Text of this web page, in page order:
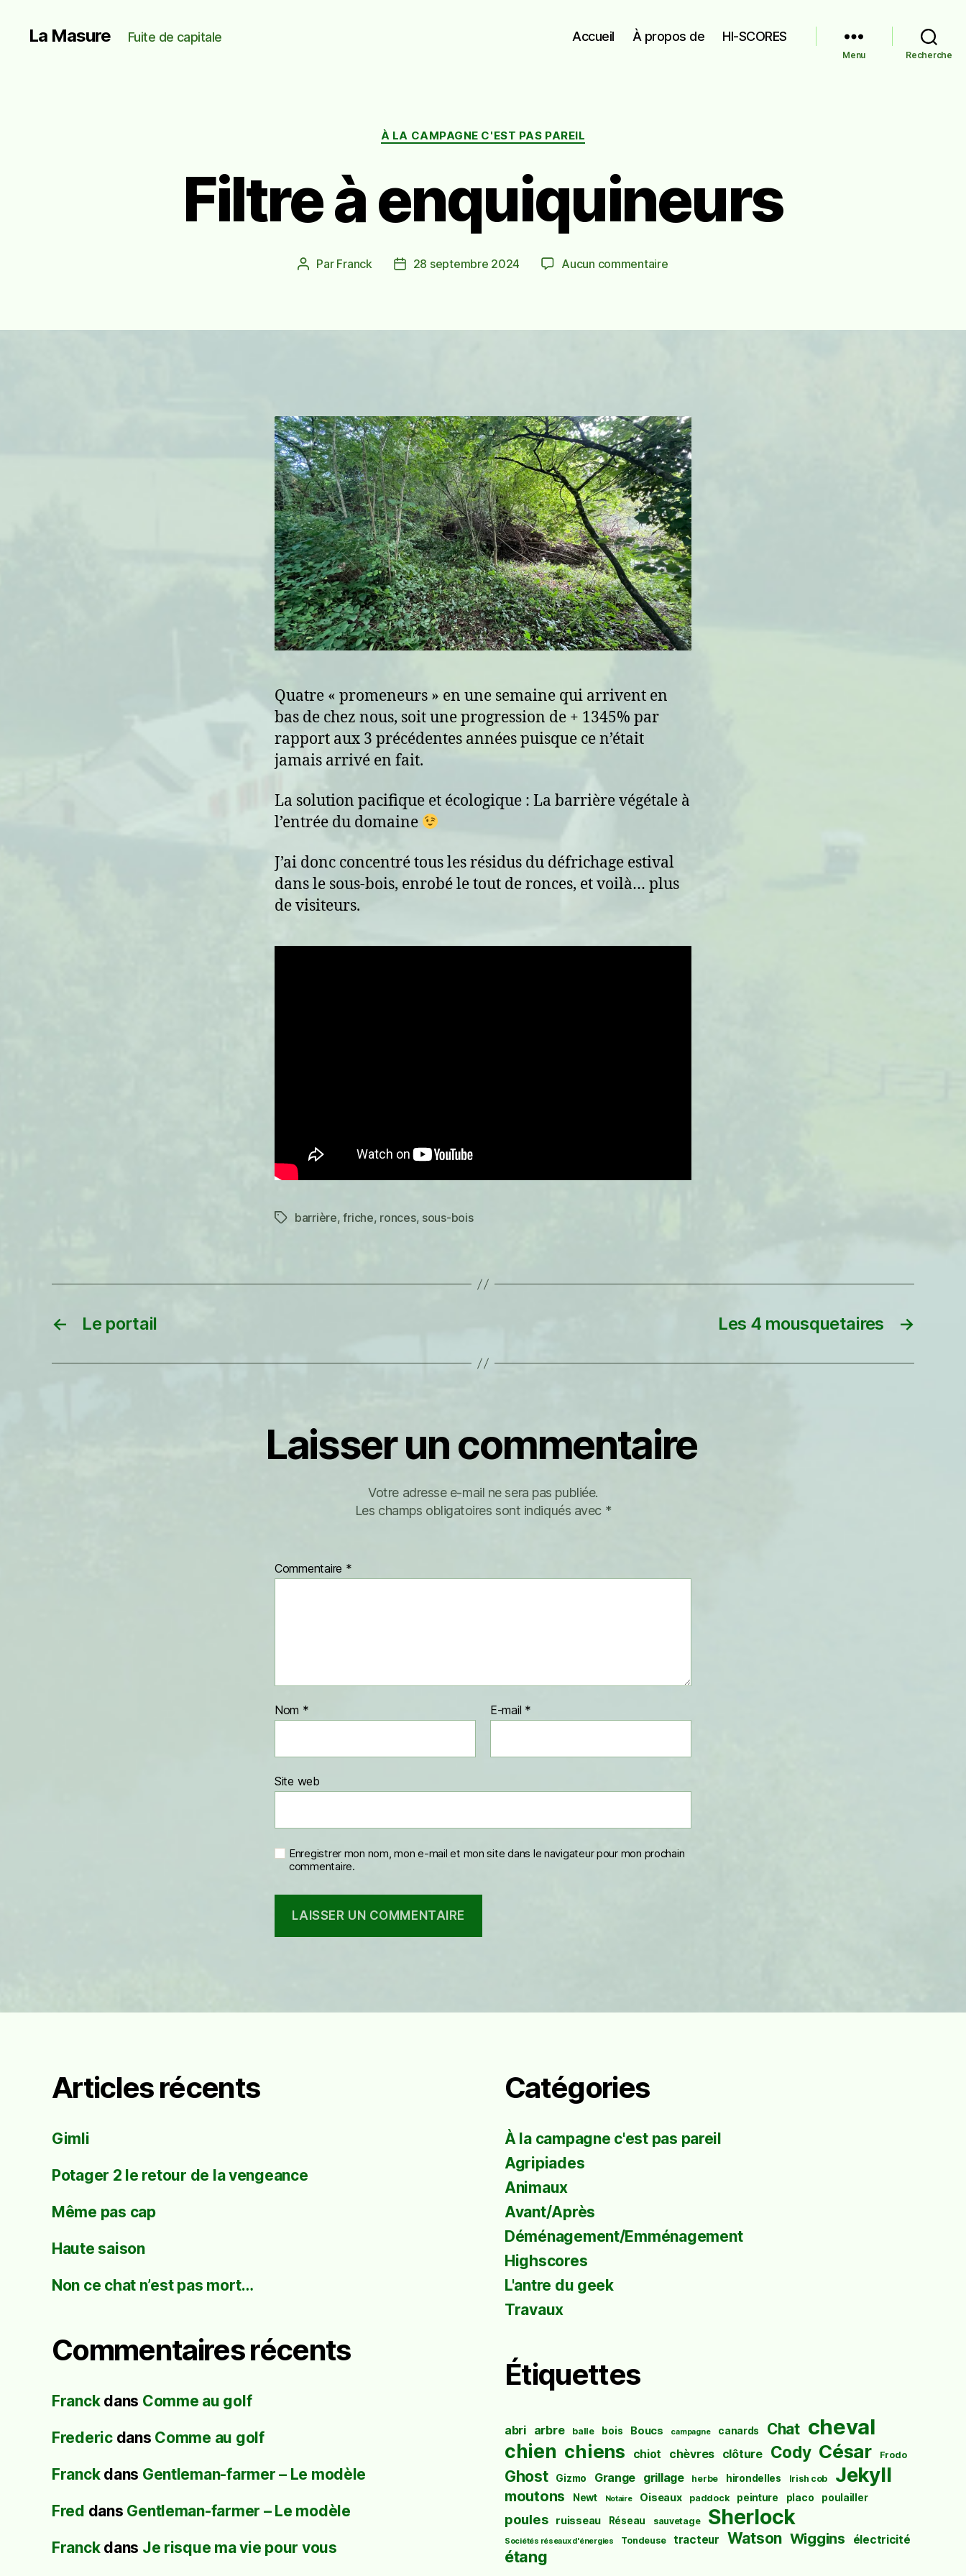
La Masure Fuite de capitale Accueil À propos de HI-SCORES
Menu Recherche
Catégories
À LA CAMPAGNE C'EST PAS PAREIL
Filtre à enquiquineurs
Auteur
Par Franck
Date28 septembre 2024 Aucun commentairesur
Quatre « promeneurs » en une semaine qui arrivent en
bas de chez nous, soit une progression de + 1345% par
rapport aux 3 précédentes années puisque ce n’était
jamais arrivé en fait.
La solution pacifique et écologique : La barrière végétale à
l’entrée du domaine
J’ai donc concentré tous les résidus du défrichage estival
dans le sous-bois, enrobé le tout de ronces, et voilà… plus
de visiteurs.
Étiquettes
barrière,friche, ronces, sous-bois
← Le portail →
Les 4 mousquetaires
Laisser un commentaire
Votre adresse e-mail ne sera pas publiée.
Les champs obligatoires sont indiqués avec *
Commentaire *
Nom * E-mail *
Site web
Enregistrer mon nom, mon e-mail et mon site dans le navigateur pour mon prochain
commentaire.
Articles récents
Gimli
Potager 2 le retour de la vengeance
Même pas cap
Haute saison
Non ce chat n’est pas mort…
Commentaires récents
Franckdans Comme au golf
Fredericdans Comme au golf
Franckdans Gentleman-farmer – Le modèle
Fred dans Gentleman-farmer – Le modèle
Franckdans Je risque ma vie pour vous
Catégories
À la campagne c'est pas pareil
Agripiades
Animaux
Avant/Après
Déménagement/Emménagement
Highscores
L'antre du geek
Travaux
Étiquettes
abri arbre balle bois Boucs campagne canards Chat cheval
chien chiens chiot chèvres clôture Cody César Frodo
Ghost Gizmo Grange grillage herbe hirondelles Irish cob Jekyll
moutons Newt Notaire Oiseaux paddock peinture placo poulailler
poules ruisseau Réseau sauvetage Sherlock
Sociétés réseaux d'énergies Tondeuse tracteur Watson Wiggins électricité
étang